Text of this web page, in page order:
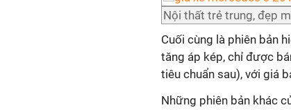
Nội thất trẻ trung, đẹp
Cuối cùng là phiên bản
tăng áp kép, chỉ được
tiêu chuẩn sau), với giá
Những phiên bản khác